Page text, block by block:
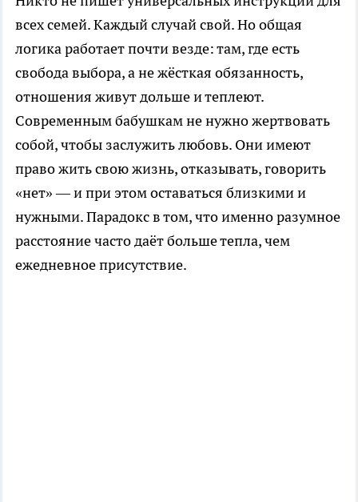
всех семей. Каждый случай свой. Но общая
логика работает почти везде: там, где есть
свобода выбора, а не жёсткая обязанность,
отношения живут дольше и теплеют.
Современным бабушкам не нужно жертвовать
собой, чтобы заслужить любовь. Они имеют
право жить свою жизнь, отказывать, говорить
«нет» — и при этом оставаться близкими и
нужными. Парадокс в том, что именно разумное
расстояние часто даёт больше тепла, чем
ежедневное присутствие.